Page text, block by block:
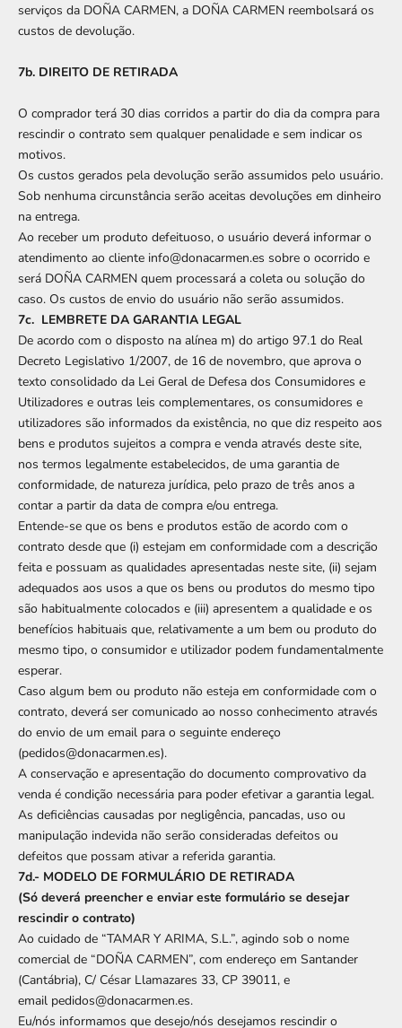
serviços da DOÑA CARMEN, a DOÑA CARMEN reembolsará os
custos de devolução.
7b. DIREITO DE RETIRADA
O comprador terá 30 dias corridos a partir do dia da compra para
rescindir o contrato sem qualquer penalidade e sem indicar os
motivos.
Os custos gerados pela devolução serão assumidos pelo usuário.
Sob nenhuma circunstância serão aceitas devoluções em dinheiro
na entrega.
Ao receber um produto defeituoso, o usuário deverá informar o
atendimento ao cliente info@donacarmen.es sobre o ocorrido e
será DOÑA CARMEN quem processará a coleta ou solução do
caso. Os custos de envio do usuário não serão assumidos.
7c. LEMBRETE DA GARANTIA LEGAL
De acordo com o disposto na alínea m) do artigo 97.1 do Real
Decreto Legislativo 1/2007, de 16 de novembro, que aprova o
texto consolidado da Lei Geral de Defesa dos Consumidores e
Utilizadores e outras leis complementares, os consumidores e
utilizadores são informados da existência, no que diz respeito aos
bens e produtos sujeitos a compra e venda através deste site,
nos termos legalmente estabelecidos, de uma garantia de
conformidade, de natureza jurídica, pelo prazo de três anos a
contar a partir da data de compra e/ou entrega.
Entende-se que os bens e produtos estão de acordo com o
contrato desde que (i) estejam em conformidade com a descrição
feita e possuam as qualidades apresentadas neste site, (ii) sejam
adequados aos usos a que os bens ou produtos do mesmo tipo
são habitualmente colocados e (iii) apresentem a qualidade e os
benefícios habituais que, relativamente a um bem ou produto do
mesmo tipo, o consumidor e utilizador podem fundamentalmente
esperar.
Caso algum bem ou produto não esteja em conformidade com o
contrato, deverá ser comunicado ao nosso conhecimento através
do envio de um email para o seguinte endereço
(pedidos@donacarmen.es).
A conservação e apresentação do documento comprovativo da
venda é condição necessária para poder efetivar a garantia legal.
As deficiências causadas por negligência, pancadas, uso ou
manipulação indevida não serão consideradas defeitos ou
defeitos que possam ativar a referida garantia.
7d.- MODELO DE FORMULÁRIO DE RETIRADA
(Só deverá preencher e enviar este formulário se desejar
rescindir o contrato)
Ao cuidado de “TAMAR Y ARIMA, S.L.”, agindo sob o nome
comercial de “DOÑA CARMEN”, com endereço em Santander
(Cantábria), C/ César Llamazares 33, CP 39011, e
email pedidos@donacarmen.es.
Eu/nós informamos que desejo/nós desejamos rescindir o